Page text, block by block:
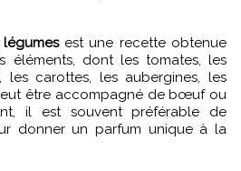
est une recette obtenue
éléments, dont les tomates, les
les carottes, les aubergines, les
être accompagné de bœuf ou
il est souvent préférable de
donner un parfum unique à la